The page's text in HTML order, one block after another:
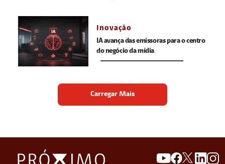
Inovação
IA avança das emissoras para o centro
do negócio da mídia
Carregar Mais